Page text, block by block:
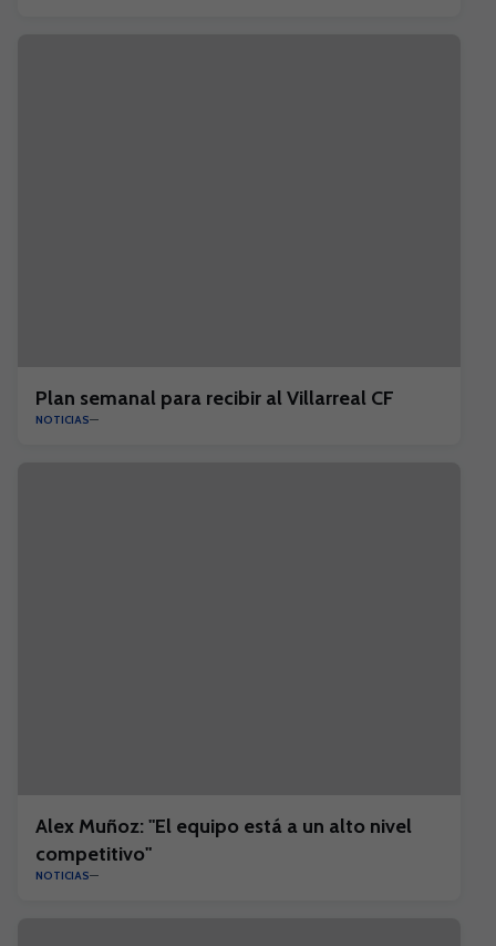
Plan semanal para recibir al Villarreal CF
NOTICIAS
Alex Muñoz: "El equipo está a un alto nivel
competitivo"
NOTICIAS